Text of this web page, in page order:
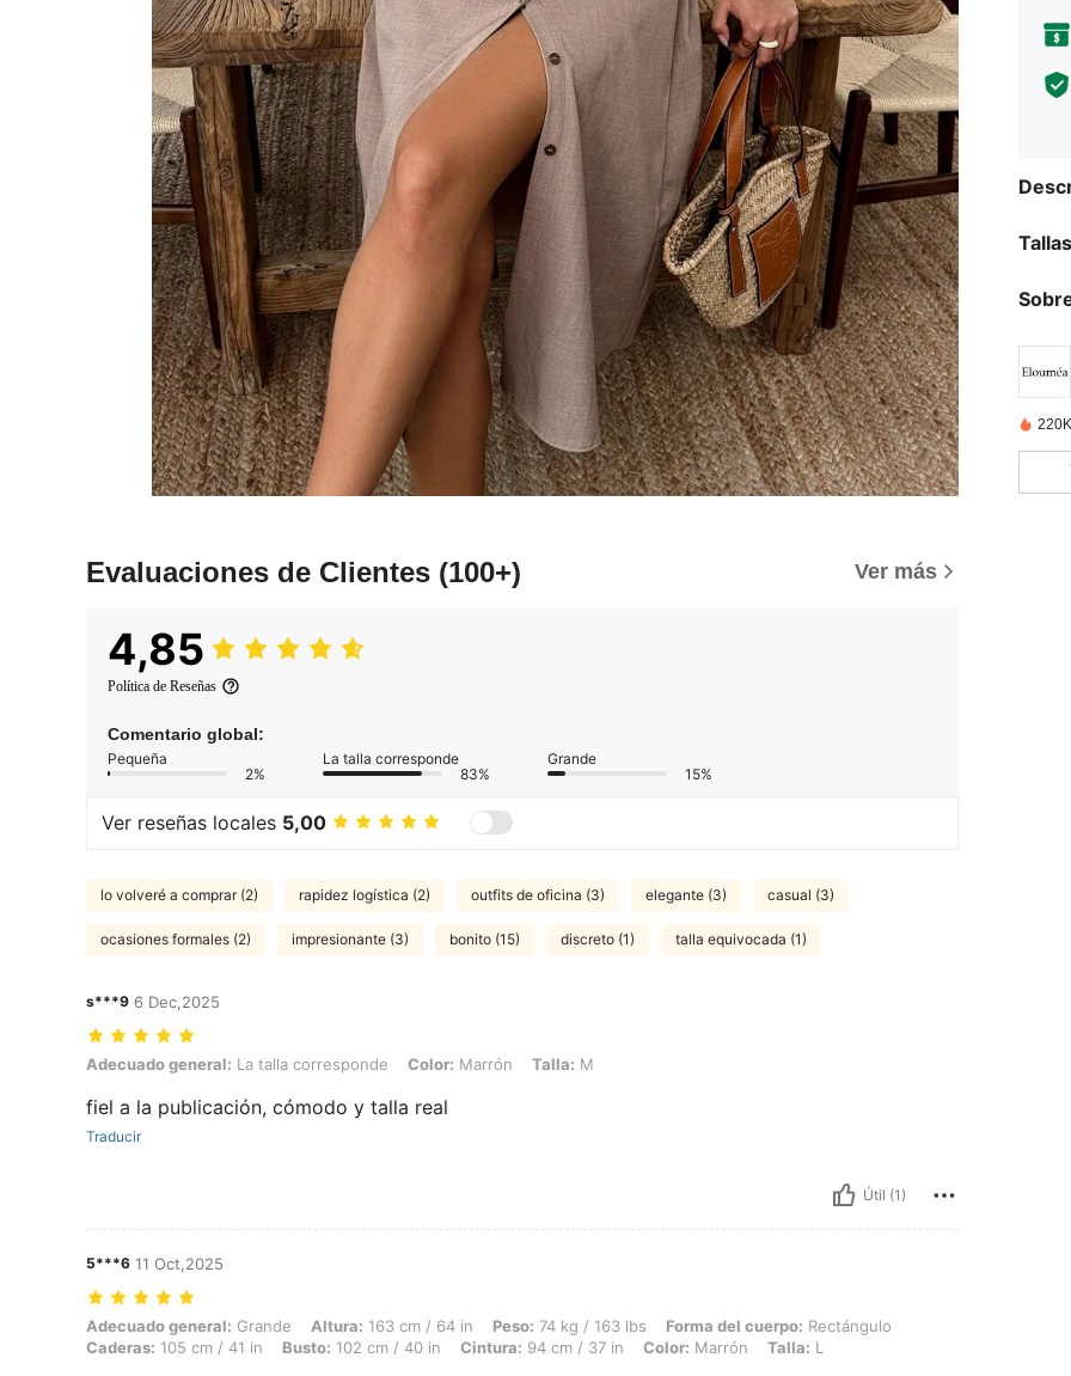
Evaluaciones de Clientes (100+) Ver más
4,85
Política de Reseñas
Comentario global:
Pequeña
2%
La talla corresponde
83%
Grande
15%
Ver reseñas locales 5,00
lo volveré a comprar (2) rapidez logística (2) outfits de oficina (3) elegante (3) casual (3)
ocasiones formales (2) impresionante (3) bonito (15) discreto (1) talla equivocada (1)
s***9 6 Dec,2025
Adecuado general: La talla corresponde, Color: Marrón, Talla: M
Adecuado general: La talla corresponde Color: Marrón Talla: M
fiel a la publicación, cómodo y talla real
Traducir
Útil (1)
5***6 11 Oct,2025
Adecuado general: Grande, Altura: 163 cm / 64 in, Peso: 74 kg / 163 lbs, Forma del cuerpo: Rectángulo, Caderas: 105 cm / 41 in, Busto: 102 cm / 40
Adecuado general: Grande Altura: 163 cm / 64 in Peso: 74 kg / 163 lbs Forma del cuerpo: Rectángulo
Caderas: 105 cm / 41 in Busto: 102 cm / 40 in Cintura: 94 cm / 37 in Color: Marrón Talla: L